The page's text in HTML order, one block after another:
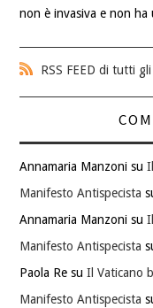
non è invasiva e non ha
RSS FEED di tutti
Annamaria Manzoni su
Manifesto Antispecista
Annamaria Manzoni su
Manifesto Antispecista
Paola Re suIl Vaticano
Manifesto Antispecista